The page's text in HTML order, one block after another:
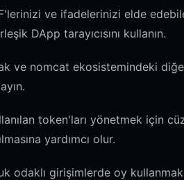
ve ifadelerinizi elde
DApp tarayıcısını kullanın.
ve nomcat ekosistemindeki
token'ları yönetmek için
yardımcı olur.
odaklı girişimlerde oy